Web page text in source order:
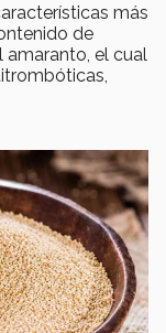
más
de
amaranto, el cual